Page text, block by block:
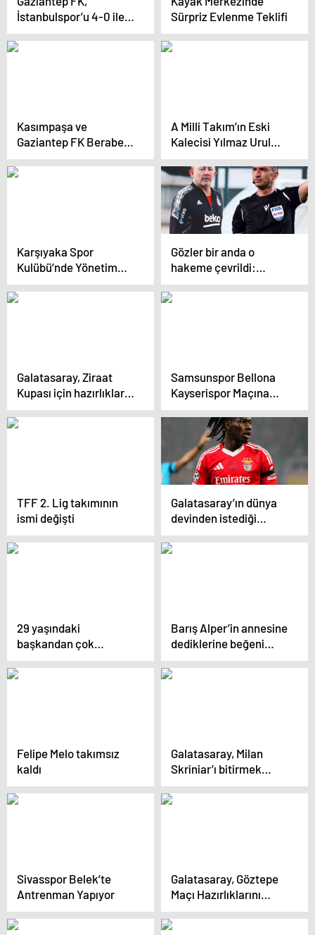
İstanbulspor’u 4-0 ile
Geçti
Sürpriz Evlenme Teklifi
Kasımpaşa ve
Gaziantep FK Beraber
Başladı
A Milli Takım’ın Eski
Kalecisi Yılmaz Urul
Vefat Etti
Karşıyaka Spor
Kulübü’nde Yönetim
Krizi: İmza Yetkisi Yok!
Gözler bir anda o
hakeme çevrildi:
Sergen Yalçın’dan olay
yaratacak Galatasaray
Galatasaray, Ziraat
Kupası için hazırlıklara
başladı
Samsunspor Bellona
Kayserispor Maçına
Hazırlanıyor
TFF 2. Lig takımının
ismi değişti
Galatasaray’ın dünya
devinden istediği
yıldızın sözleşmesi
feshedildi
29 yaşındaki
başkandan çok
konuşulacak Fatih
Terim paylaşımı
Barış Alper’in annesine
dediklerine beğeni
yağıyor
Felipe Melo takımsız
kaldı
Galatasaray, Milan
Skriniar’ı bitirmek
üzere
Sivasspor Belek’te
Antrenman Yapıyor
Galatasaray, Göztepe
Maçı Hazırlıklarını
sürdürüyor